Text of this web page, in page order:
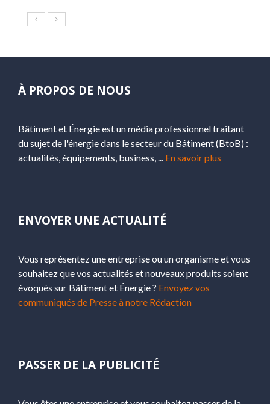
À PROPOS DE NOUS
Bâtiment et Énergie est un média professionnel traitant
du sujet de l'énergie dans le secteur du Bâtiment (BtoB) :
actualités, équipements, business, ... En savoir plus
ENVOYER UNE ACTUALITÉ
Vous représentez une entreprise ou un organisme et vous
souhaitez que vos actualités et nouveaux produits soient
évoqués sur Bâtiment et Énergie ? Envoyez vos
communiqués de Presse à notre Rédaction
PASSER DE LA PUBLICITÉ